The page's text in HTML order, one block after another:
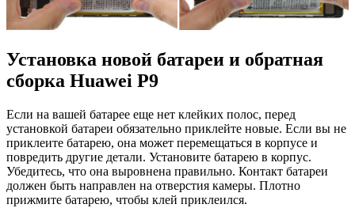
Установка новой батареи и обратная
сборка Huawei P9
Если на вашей батарее еще нет клейких полос, перед
установкой батареи обязательно приклейте новые. Если вы не
приклеите батарею, она может перемещаться в корпусе и
повредить другие детали. Установите батарею в корпус.
Убедитесь, что она выровнена правильно. Контакт батареи
должен быть направлен на отверстия камеры. Плотно
прижмите батарею, чтобы клей приклеился.